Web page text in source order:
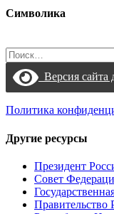
Символика
Найти:
Версия сайта
Политика
Другие ресурсы
Президент
Совет
Правительство